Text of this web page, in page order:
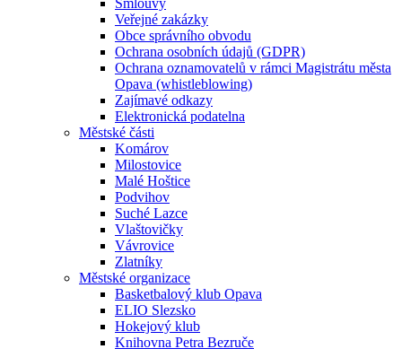
Smlouvy
Veřejné zakázky
Obce správního obvodu
Ochrana osobních údajů (GDPR)
Ochrana oznamovatelů v rámci Magistrátu města
Opava (whistleblowing)
Zajímavé odkazy
Elektronická podatelna
Městské části
Komárov
Milostovice
Malé Hoštice
Podvihov
Suché Lazce
Vlaštovičky
Vávrovice
Zlatníky
Městské organizace
Basketbalový klub Opava
ELIO Slezsko
Hokejový klub
Knihovna Petra Bezruče